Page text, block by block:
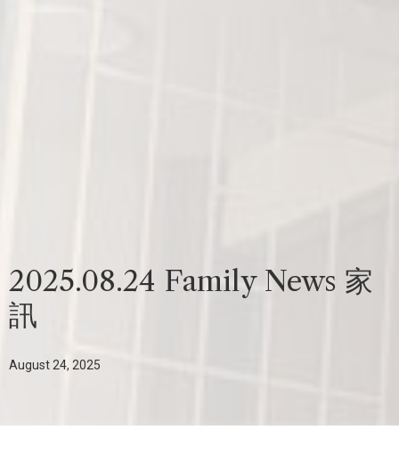
2025.08.24 Family News 家
訊
August 24, 2025